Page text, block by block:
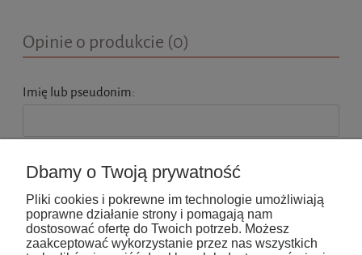
Opinie o produkcie (0)
Imię lub pseudonim:
Dbamy o Twoją prywatność
Pliki cookies i pokrewne im technologie umożliwiają
poprawne działanie strony i pomagają nam
dostosować ofertę do Twoich potrzeb. Możesz
zaakceptować wykorzystanie przez nas wszystkich